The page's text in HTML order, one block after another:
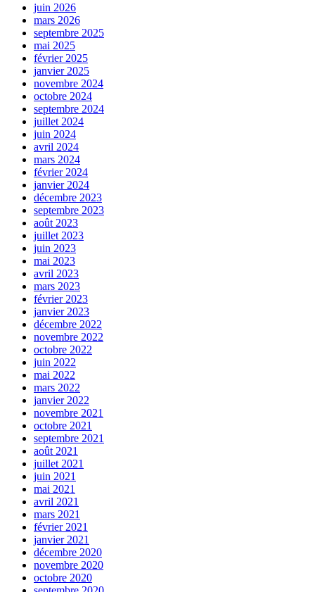
juin 2026
mars 2026
septembre 2025
mai 2025
février 2025
janvier 2025
novembre 2024
octobre 2024
septembre 2024
juillet 2024
juin 2024
avril 2024
mars 2024
février 2024
janvier 2024
décembre 2023
septembre 2023
août 2023
juillet 2023
juin 2023
mai 2023
avril 2023
mars 2023
février 2023
janvier 2023
décembre 2022
novembre 2022
octobre 2022
juin 2022
mai 2022
mars 2022
janvier 2022
novembre 2021
octobre 2021
septembre 2021
août 2021
juillet 2021
juin 2021
mai 2021
avril 2021
mars 2021
février 2021
janvier 2021
décembre 2020
novembre 2020
octobre 2020